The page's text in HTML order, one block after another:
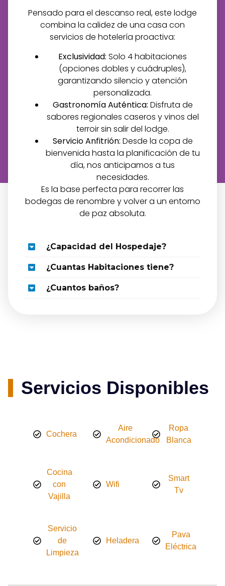
Pensado para el descanso real, este lodge
combina la calidez de una casa con
servicios de hotelería proactiva:
Exclusividad: Solo 4 habitaciones
(opciones dobles y cuádruples),
garantizando silencio y atención
personalizada.
Gastronomía Auténtica: Disfruta de
sabores regionales caseros y vinos del
terroir sin salir del lodge.
Servicio Anfitrión: Desde la copa de
bienvenida hasta la planificación de tu
día, nos anticipamos a tus
necesidades.
Es la base perfecta para recorrer las
bodegas de renombre y volver a un entorno
de paz absoluta.
¿Capacidad del Hospedaje?
¿Cuantas Habitaciones tiene?
¿Cuantos baños?
Servicios Disponibles
Cochera
Aire
Acondicionado
Ropa
Blanca
Cocina
con
Vajilla
Wifi
Smart
Tv
Servicio
de
Limpieza
Heladera
Pava
Eléctrica